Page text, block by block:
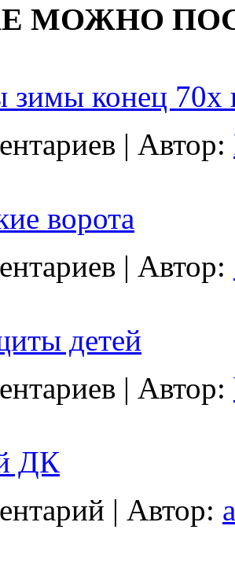
МОЖНО
зимы конец 70х
| Автор:
ворота
| Автор:
детей
| Автор:
ДК
| Автор: